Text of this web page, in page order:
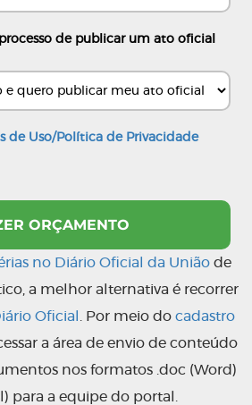
de publicar um ato oficial
de Uso/Política de Privacidade
no Diário Oficial da União de
a melhor alternativa é recorrer
Oficial . Por meio do cadastro
a área de envio de conteúdo
nos formatos .doc (Word)
para a equipe do portal.